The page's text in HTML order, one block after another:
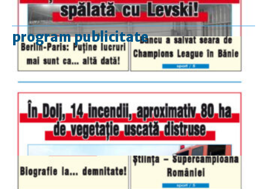
program publicitate
luni-vineri
9.00 - 17.00
duminică
9.00 - 12.00